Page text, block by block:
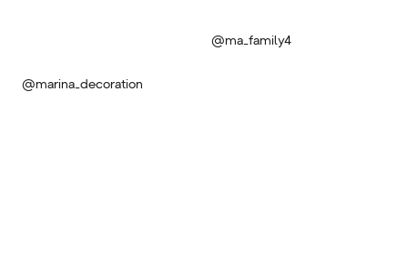
@marina_decoration
@ma_family4